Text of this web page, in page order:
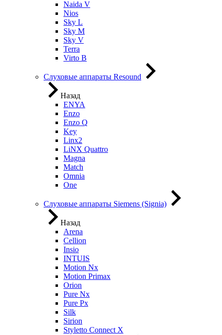
Naida V
Nios
Sky L
Sky M
Sky V
Terra
Virto B
Слуховые аппараты Resound
Назад
ENYA
Enzo
Enzo Q
Key
Linx2
LiNX Quattro
Magna
Match
Omnia
One
Слуховые аппараты Siemens (Signia)
Назад
Arena
Cellion
Insio
INTUIS
Motion Nx
Motion Primax
Orion
Pure Nx
Pure Px
Silk
Sirion
Styletto Connect X